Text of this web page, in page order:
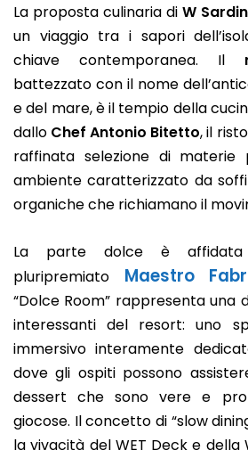
La proposta culinaria diW
un viaggio tra i sapori
chiave contemporanea. Il
battezzato con il nome
e del mare, è il tempio della
dallo Chef Antonio Bitetto, il
raffinata selezione di
ambiente caratterizzato da
organiche che richiamano il
La parte dolce è
pluripremiato Maestro
“Dolce Room” rappresenta una
interessanti del resort: uno
immersivo interamente
dove gli ospiti possono
dessert che sono vere e
giocose. Il concetto di “slow
la vivacità del WET Deck e della